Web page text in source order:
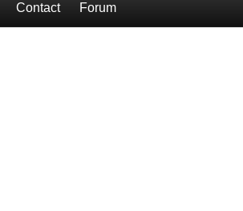
Contact Forum